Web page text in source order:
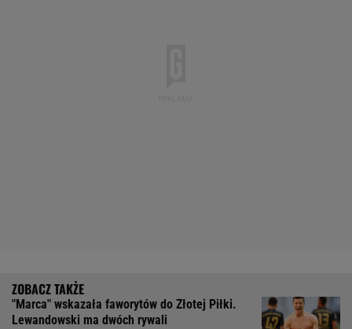
"Marca" wskazała faworytów do Złotej Piłki.
Lewandowski ma dwóch rywali